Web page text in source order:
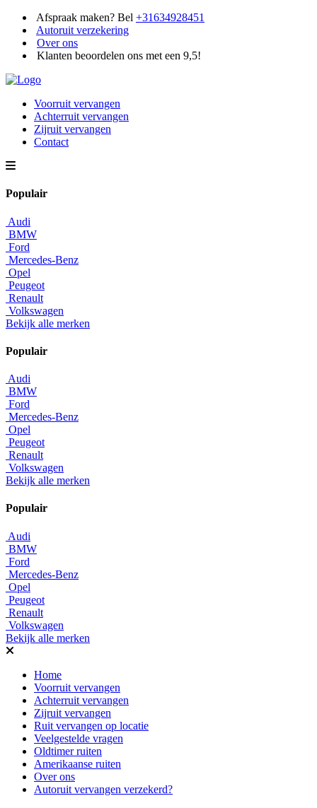
Afspraak maken? Bel +31634928451
Autoruit verzekering
Over ons
Klanten beoordelen ons met een 9,5!
Voorruit vervangen
Achterruit vervangen
Zijruit vervangen
Contact
Populair
Audi
BMW
Ford
Mercedes-Benz
Opel
Peugeot
Renault
Volkswagen
Bekijk alle merken
Populair
Audi
BMW
Ford
Mercedes-Benz
Opel
Peugeot
Renault
Volkswagen
Bekijk alle merken
Populair
Audi
BMW
Ford
Mercedes-Benz
Opel
Peugeot
Renault
Volkswagen
Bekijk alle merken
Home
Voorruit vervangen
Achterruit vervangen
Zijruit vervangen
Ruit vervangen op locatie
Veelgestelde vragen
Oldtimer ruiten
Amerikaanse ruiten
Over ons
Autoruit vervangen verzekerd?